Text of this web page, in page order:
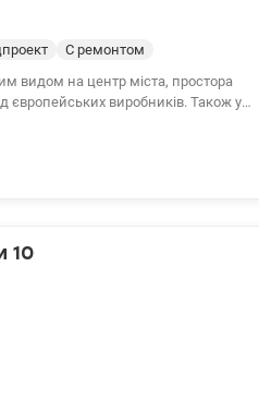
С ремонтом
європейських виробників. Також у
10